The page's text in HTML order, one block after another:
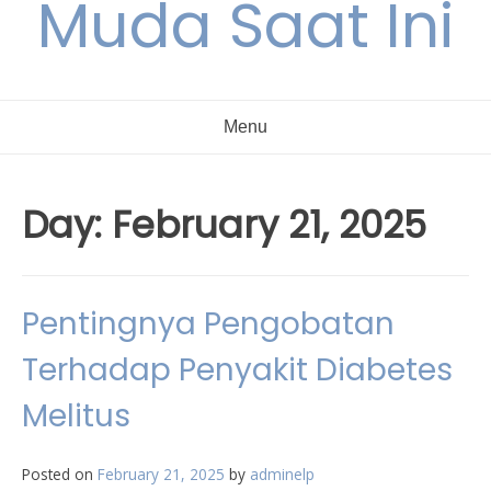
Muda Saat Ini
Menu
Day: February 21, 2025
Pentingnya Pengobatan
Terhadap Penyakit Diabetes
Melitus
Posted on February 21, 2025 by adminelp